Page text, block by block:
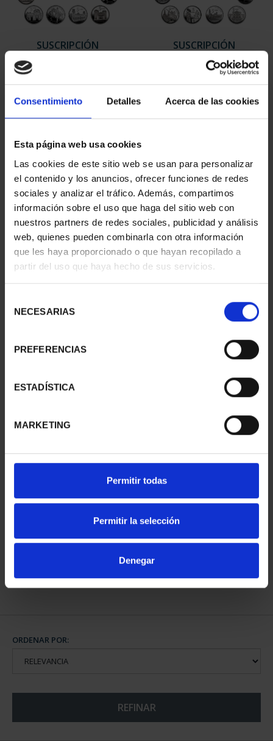
Consentimiento Detalles Acerca de las cookies
Esta página web usa cookies
Las cookies de este sitio web se usan para personalizar
el contenido y los anuncios, ofrecer funciones de redes
sociales y analizar el tráfico. Además, compartimos
información sobre el uso que haga del sitio web con
nuestros partners de redes sociales, publicidad y análisis
web, quienes pueden combinarla con otra información
que les haya proporcionado o que hayan recopilado a
partir del uso que haya hecho de sus servicios.
NECESARIAS
PREFERENCIAS
ESTADÍSTICA
MARKETING
Permitir todas
Permitir la selección
Denegar
SUSCRIPCIÓN
949,00 €
Sólo para usuarios
registrados
SUSCRIPCIÓN
CAPITALES DE
PROVINCIA 2
949,00 €
Sólo para usuarios
registrados
SUSCRIPCIÓN
CAPITALES DE
949,00 €
registrados
SUSCRIPCIÓN
CAPITALES DE
949,00 €
registrados
CAPITALES DE
COMPLET...
3.796,00 €
ORDENAR POR:
REFINAR